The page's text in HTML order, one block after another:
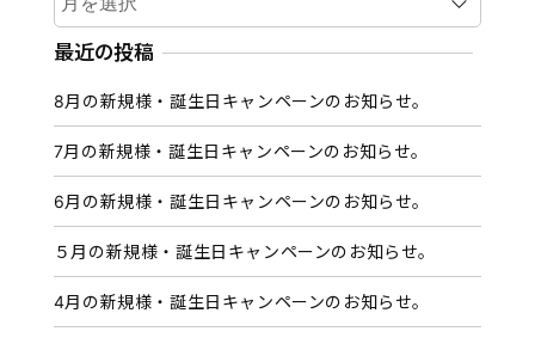
ー
カ
ブ
最近の投稿
8月の新規様・誕生日キャンペーンのお知らせ。
7月の新規様・誕生日キャンペーンのお知らせ。
6月の新規様・誕生日キャンペーンのお知らせ。
５月の新規様・誕生日キャンペーンのお知らせ。
4月の新規様・誕生日キャンペーンのお知らせ。